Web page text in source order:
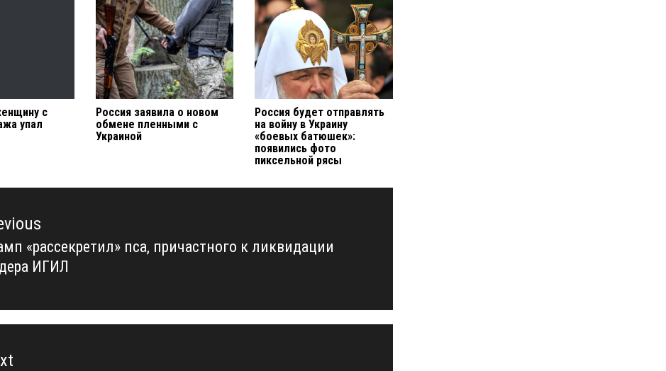
с
упал
Россия заявила о новом
обмене пленными с
Украиной
Россия будет отправлять
на войну в Украину
«боевых батюшек»:
появились фото
пиксельной рясы
«рассекретил» пса, причастного к ликвидации
ИГИЛ